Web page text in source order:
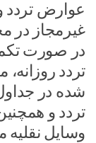
عوارض تردد
غیرمجاز در
در صورت
تردد
شده در
تردد و
وسایل